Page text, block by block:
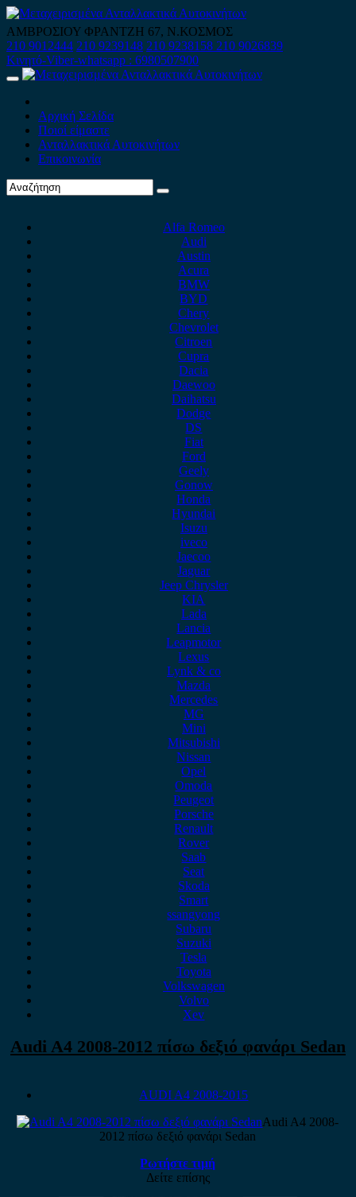
Skip
to
content
ΑΜΒΡΟΣΙΟΥ ΦΡΑΝΤΖΗ 67, Ν.ΚΟΣΜΟΣ
210 9012444 210 9239148 210 9238158 210 9026839
Κινητό-Viber-whatsapp : 6980507900
Primary
Αρχική Σελίδα
Ποιοί είμαστε
Ανταλλακτικά Αυτοκινήτων
Επικοινωνία
Alfa Romeo
Audi
Austin
Acura
BMW
BYD
Chery
Chevrolet
Citroen
Cupra
Dacia
Daewoo
Daihatsu
Dodge
DS
Fiat
Ford
Geely
Gonow
Honda
Hyundai
Isuzu
iveco
Jaecoo
Jaguar
Jeep Chrysler
KIA
Lada
Lancia
Leapmotor
Lexus
Lynk & co
Mazda
Mercedes
MG
Mini
Mitsubishi
Nissan
Opel
Omoda
Peugeot
Porsche
Renault
Rover
Saab
Seat
Skoda
Smart
ssangyong
Subaru
Suzuki
Tesla
Toyota
Volkswagen
Volvo
Xev
Audi A4 2008-2012 πίσω δεξιό φανάρι Sedan
AUDI A4 2008-2015
Audi A4 2008-
2012 πίσω δεξιό φανάρι Sedan
Ρωτήστε τιμή
Δείτε επίσης